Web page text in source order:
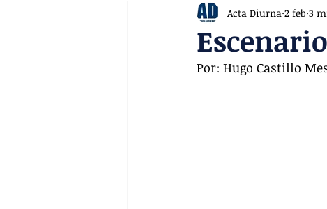
Acta Diurna 2 feb 3
Por: Hugo Castillo